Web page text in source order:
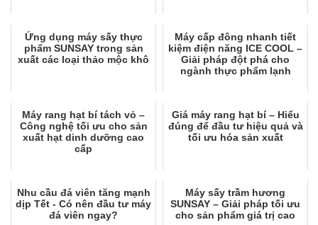
Ứng dụng máy sấy thực
phẩm SUNSAY trong sản
xuất các loại thảo mộc khô
Máy cấp đông nhanh tiết
kiệm điện năng ICE COOL –
Giải pháp đột phá cho
ngành thực phẩm lạnh
Máy rang hạt bí tách vỏ –
Công nghệ tối ưu cho sản
xuất hạt dinh dưỡng cao
cấp
Giá máy rang hạt bí – Hiểu
đúng để đầu tư hiệu quả và
tối ưu hóa sản xuất
Nhu cầu đá viên tăng mạnh
dịp Tết - Có nên đầu tư máy
đá viên ngay?
Máy sấy trầm hương
SUNSAY – Giải pháp tối ưu
cho sản phẩm giá trị cao